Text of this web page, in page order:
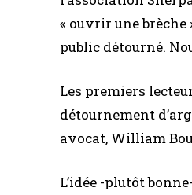
« ouvrir une brèche
public détourné.
Les premiers
détournement
avocat, William
L’idée -plutôt